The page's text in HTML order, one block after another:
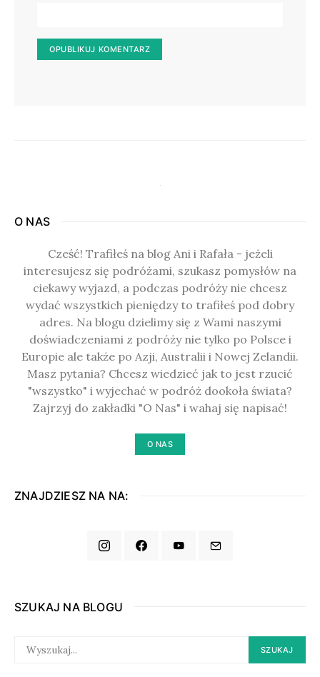
O NAS
Cześć! Trafiłeś na blog Ani i Rafała - jeżeli
interesujesz się podróżami, szukasz pomysłów na
ciekawy wyjazd, a podczas podróży nie chcesz
wydać wszystkich pieniędzy to trafiłeś pod dobry
adres. Na blogu dzielimy się z Wami naszymi
doświadczeniami z podróży nie tylko po Polsce i
Europie ale także po Azji, Australii i Nowej Zelandii.
Masz pytania? Chcesz wiedzieć jak to jest rzucić
"wszystko" i wyjechać w podróż dookoła świata?
Zajrzyj do zakładki "O Nas" i wahaj się napisać!
O NAS
ZNAJDZIESZ NA NA:
SZUKAJ NA BLOGU
FOR:
SZUKAJ